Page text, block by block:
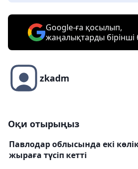
Google-ға қосылып,
жаңалықтарды
zkadm
Оқи отырыңыз
Павлодар облысында екі
жыраға түсіп кетті